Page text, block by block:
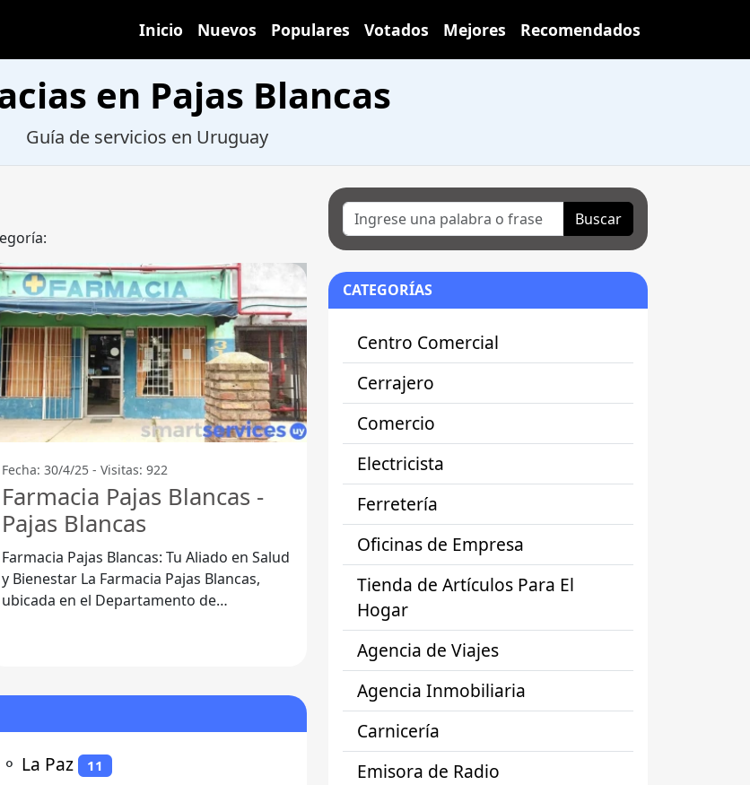
Inicio Nuevos Populares Votados Mejores Recomendados
en Pajas Blancas
Guía de servicios en Uruguay
Fecha: 30/4/25 - Visitas: 922
Farmacia Pajas Blancas -
Pajas Blancas
Farmacia Pajas Blancas: Tu Aliado en Salud
y Bienestar La Farmacia Pajas Blancas,
ubicada en el Departamento de
⚬ La Paz 11
Buscar
CATEGORÍAS
Centro Comercial
Cerrajero
Comercio
Electricista
Ferretería
Oficinas de Empresa
Tienda de Artículos Para El
Hogar
Agencia de Viajes
Agencia Inmobiliaria
Carnicería
Emisora de Radio